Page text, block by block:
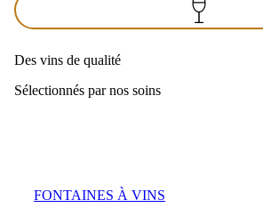
Des vins de qualité
Sélectionnés par nos soins
FONTAINES À VINS